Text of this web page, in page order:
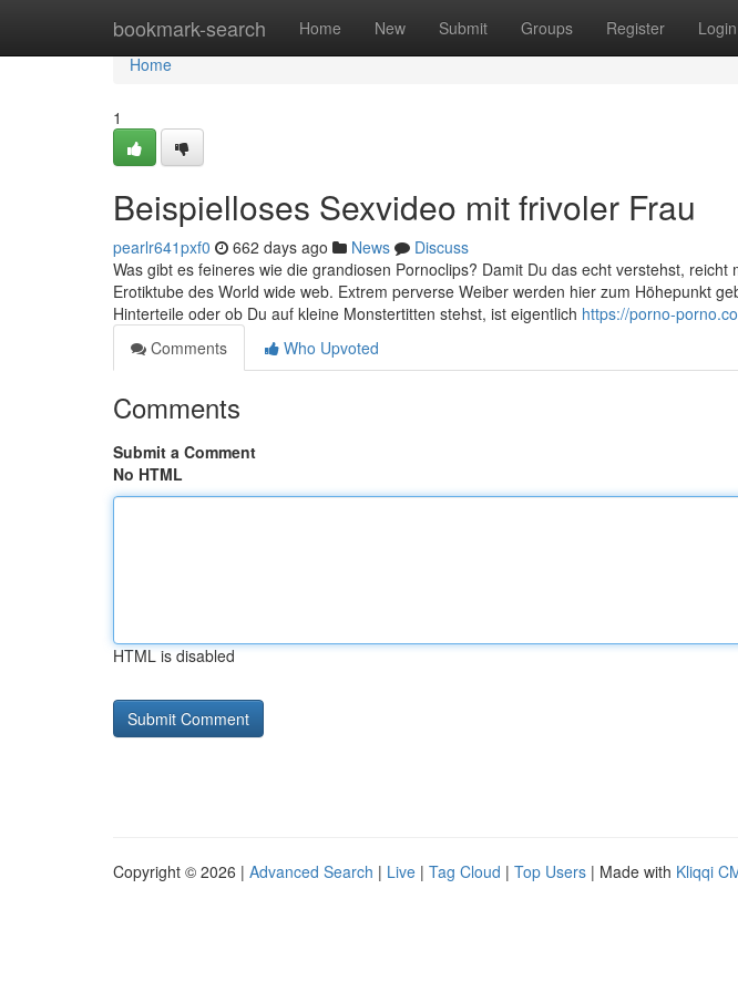
bookmark-search Home New Submit Groups Register Login
Home
Home
1
Beispielloses Sexvideo mit frivoler Frau
pearlr641pxf0 662 days ago News
Discuss
Was gibt es feineres wie die grandiosen Pornoclips? Damit Du das echt verstehst,
Erotiktube des World wide web. Extrem perverse Weiber werden hier zum Höhepunkt
Hinterteile oder ob Du auf kleine Monstertitten stehst, ist eigentlich https://porno-
Comments
Who Upvoted
Comments
Submit a Comment
No HTML
HTML is disabled
Copyright © 2026 | Advanced Search | Live | Tag Cloud | Top Users | Made with Kliqqi